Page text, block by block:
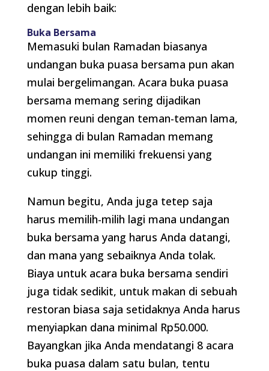
dengan lebih baik:
Buka Bersama
Memasuki bulan Ramadan biasanya
undangan buka puasa bersama pun akan
mulai bergelimangan. Acara buka puasa
bersama memang sering dijadikan
momen reuni dengan teman-teman lama,
sehingga di bulan Ramadan memang
undangan ini memiliki frekuensi yang
cukup tinggi.
Namun begitu, Anda juga tetep saja
harus memilih-milih lagi mana undangan
buka bersama yang harus Anda datangi,
dan mana yang sebaiknya Anda tolak.
Biaya untuk acara buka bersama sendiri
juga tidak sedikit, untuk makan di sebuah
restoran biasa saja setidaknya Anda harus
menyiapkan dana minimal Rp50.000.
Bayangkan jika Anda mendatangi 8 acara
buka puasa dalam satu bulan, tentu